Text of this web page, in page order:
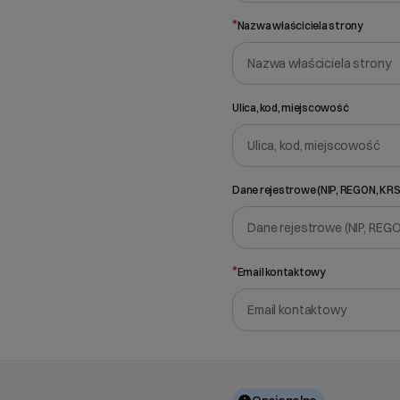
*Nazwa właściciela strony
Ulica, kod, miejscowość
Dane rejestrowe (NIP, REGON,
*Email kontaktowy